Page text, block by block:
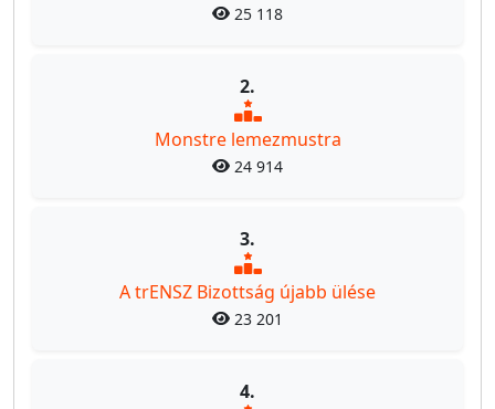
25 118
2.
Monstre lemezmustra
24 914
3.
A trENSZ Bizottság újabb ülése
23 201
4.